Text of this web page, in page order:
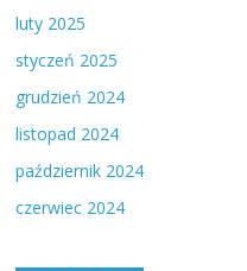
luty 2025
styczeń 2025
grudzień 2024
listopad 2024
październik 2024
czerwiec 2024